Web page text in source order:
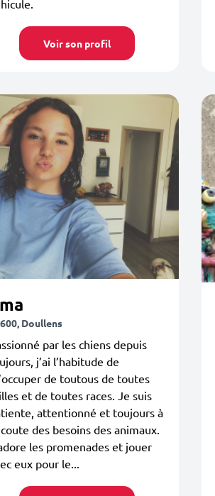
Voir son profil
Doullens
par les chiens depuis
j’ai l’habitude de
de toutous de toutes
et de toutes races. Je suis
attentionné et toujours à
des besoins des animaux.
les promenades et jouer
eux pour le...